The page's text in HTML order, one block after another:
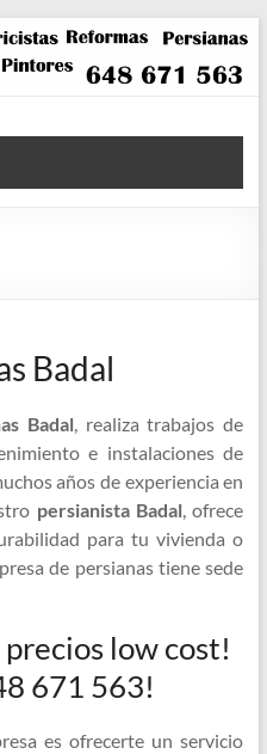
Badal
Badal, realiza trabajos de
e instalaciones de
años de experiencia en
persianista Badal, ofrece
para tu vivienda o
de persianas tiene sede
precios low cost!
671 563!
es ofrecerte un servicio